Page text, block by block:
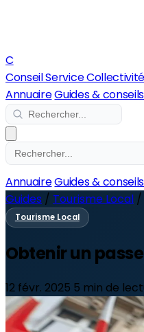
C
Conseil Service
AnnuaireGuides & conseils
AnnuaireGuides & conseils
Guides / Tourisme Local /
Tourisme Local
Obtenir un
12 févr. 2025 5 min de